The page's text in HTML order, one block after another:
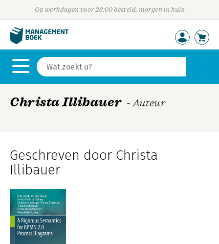
Op werkdagen voor 23:00 besteld, morgen in huis
Christa Illibauer - Auteur
Geschreven door Christa
Illibauer